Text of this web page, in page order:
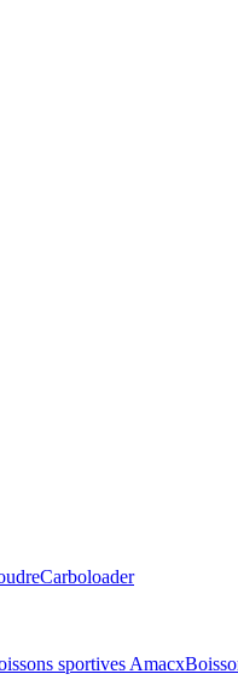
Carboloader
sportives Amacx